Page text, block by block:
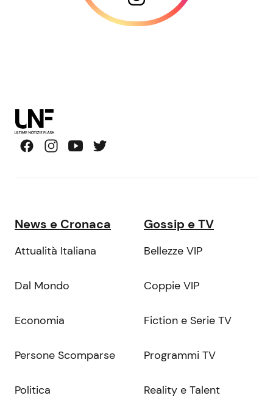
News e Cronaca
Attualità Italiana
Dal Mondo
Economia
Persone Scomparse
Politica
Gossip e TV
Bellezze VIP
Coppie VIP
Fiction e Serie TV
Programmi TV
Reality e Talent